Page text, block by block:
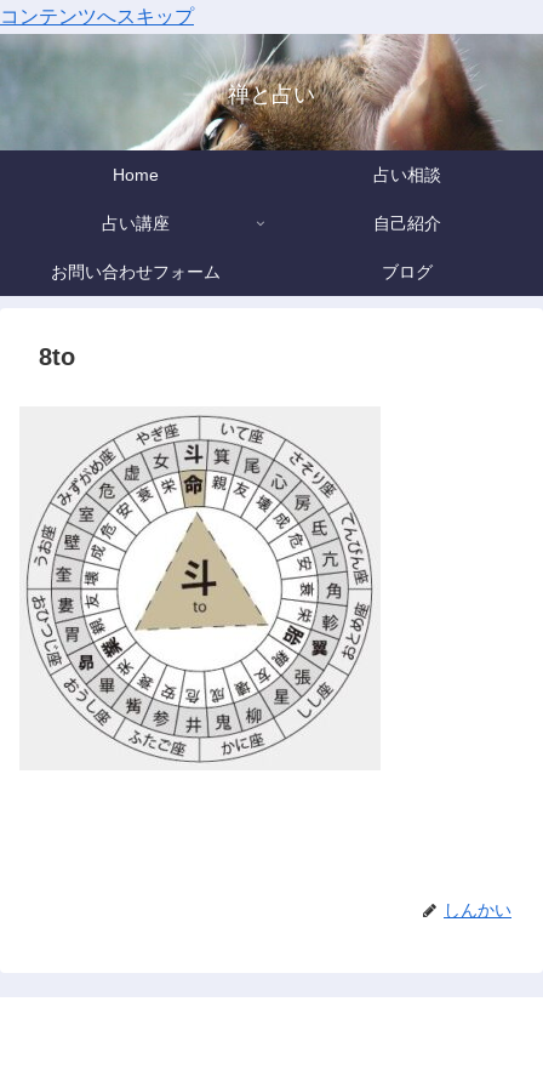
コンテンツへスキップ
禅と占い
Home 占い相談
占い講座 自己紹介
お問い合わせフォーム ブログ
8to
しんかい